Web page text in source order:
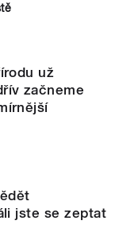
už
začneme
jste se zeptat